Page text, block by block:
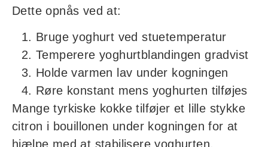
Dette opnås ved at:
Bruge yoghurt ved stuetemperatur
Temperere yoghurtblandingen gradvist
Holde varmen lav under kogningen
Røre konstant mens yoghurten tilføjes
Mange tyrkiske kokke tilføjer et lille stykke
citron i bouillonen under kogningen for at
hjælpe med at stabilisere yoghurten.